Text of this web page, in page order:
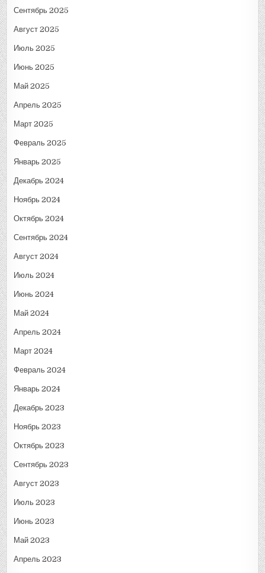
Сентябрь 2025
Август 2025
Июль 2025
Июнь 2025
Май 2025
Апрель 2025
Март 2025
Февраль 2025
Январь 2025
Декабрь 2024
Ноябрь 2024
Октябрь 2024
Сентябрь 2024
Август 2024
Июль 2024
Июнь 2024
Май 2024
Апрель 2024
Март 2024
Февраль 2024
Январь 2024
Декабрь 2023
Ноябрь 2023
Октябрь 2023
Сентябрь 2023
Август 2023
Июль 2023
Июнь 2023
Май 2023
Апрель 2023